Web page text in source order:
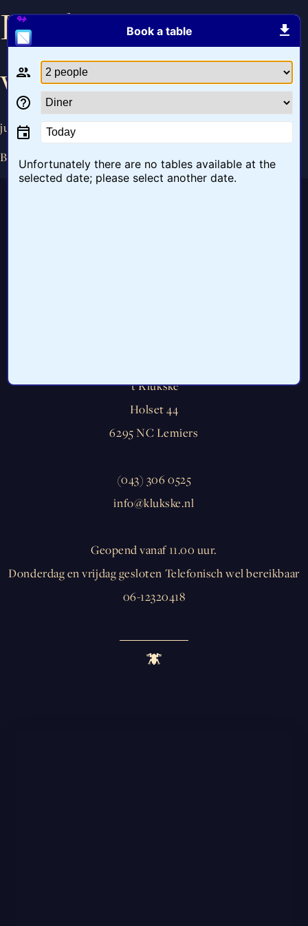
Kinder ijsje met
verassing
juni 24, 2020
By
angelique
’t Klükske
Holset 44
6295 NC Lemiers
(043) 306 0525
info@klukske.nl
Geopend vanaf 11.00 uur.
Donderdag en vrijdag gesloten Telefonisch wel bereikbaar
06-12320418
Book a table
Today
Unfortunately there are no tables available at the
selected date; please select another date.